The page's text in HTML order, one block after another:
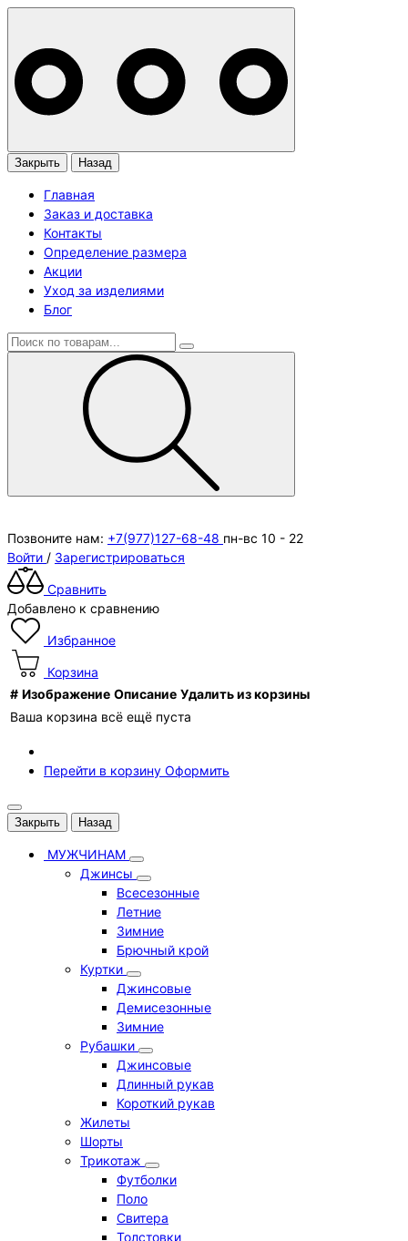
Закрыть Назад
Главная
Заказ и доставка
Контакты
Определение размера
Акции
Уход за изделиями
Блог
Позвоните нам: +7(977)127-68-48 пн-вс 10 - 22
Войти / Зарегистрироваться
Сравнить
Добавлено к сравнению
Избранное
Корзина
# Изображение Описание Удалить из корзины
Ваша корзина всё ещё пуста
Перейти в корзину Оформить
Закрыть Назад
МУЖЧИНАМ
Джинсы
Всесезонные
Летние
Зимние
Брючный крой
Куртки
Джинсовые
Демисезонные
Зимние
Рубашки
Джинсовые
Длинный рукав
Короткий рукав
Жилеты
Шорты
Трикотаж
Футболки
Поло
Свитера
Толстовки